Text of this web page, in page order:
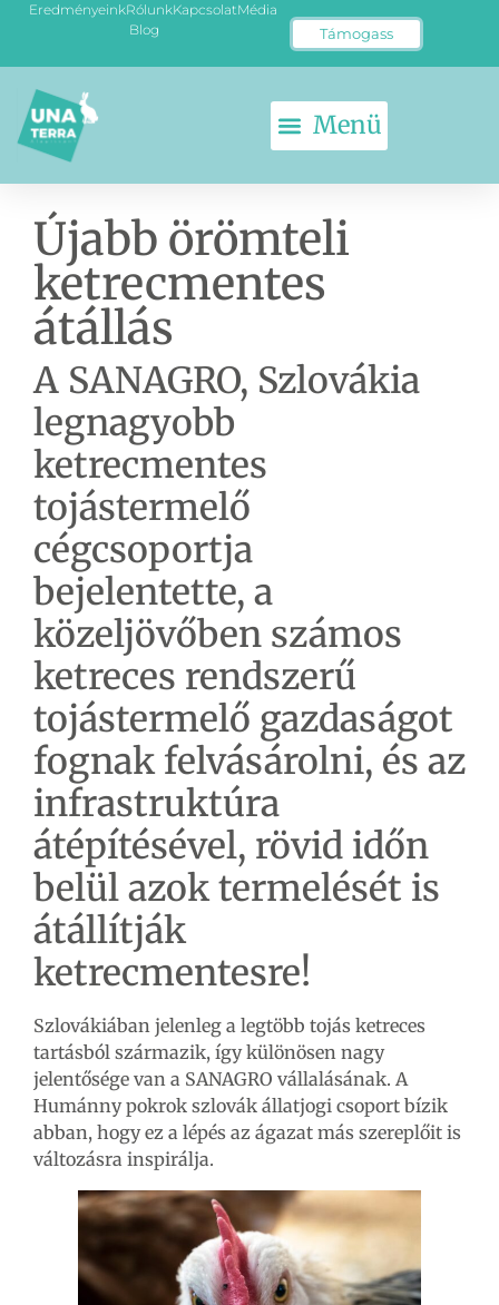
EredményeinkRólunkKapcsolatMédia
Blog
Támogass
Újabb örömteli
ketrecmentes
átállás
A SANAGRO, Szlovákia
legnagyobb
ketrecmentes
tojástermelő
cégcsoportja
bejelentette, a
közeljövőben számos
ketreces rendszerű
tojástermelő gazdaságot
fognak felvásárolni, és az
infrastruktúra
átépítésével, rövid időn
belül azok termelését is
átállítják
ketrecmentesre!
Szlovákiában jelenleg a legtöbb tojás ketreces
tartásból származik, így különösen nagy
jelentősége van a SANAGRO vállalásának. A
Humánny pokrok szlovák állatjogi csoport bízik
abban, hogy ez a lépés az ágazat más szereplőit is
változásra inspirálja.